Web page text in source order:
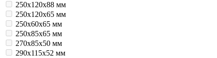
250х120x88 мм
250х120х65 мм
250х60х65 мм
250х85х65 мм
270х85х50 мм
290х115х52 мм